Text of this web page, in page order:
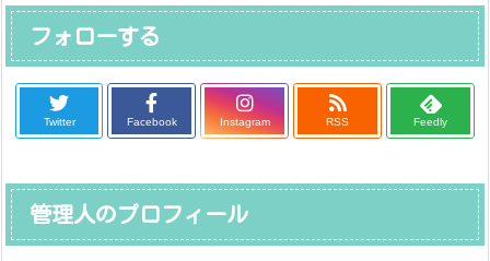
フォローする
Twitter Facebook Instagram RSS Feedly
管理人のプロフィール